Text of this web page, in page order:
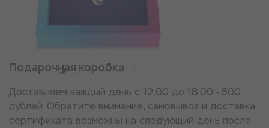
Подарочная коробка
Доставляем каждый день с 12.00 до 18.00 - 500
рублей. Обратите внимание, самовывоз и доставка
сертификата возможны на следующий день после